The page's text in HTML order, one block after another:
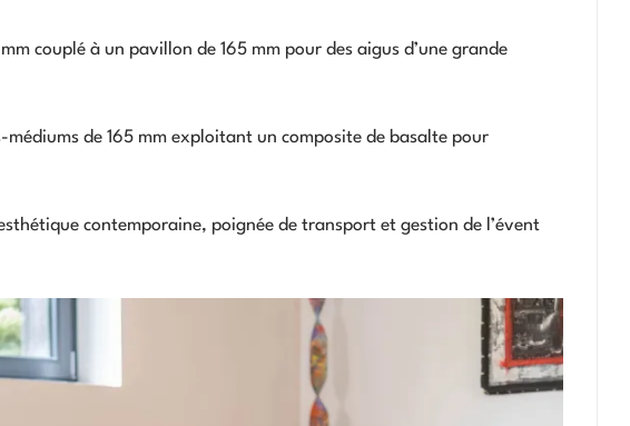
couplé à un pavillon de 165 mm pour des aigus d’une grande
de 165 mm exploitant un composite de basalte pour
contemporaine, poignée de transport et gestion de l’évent